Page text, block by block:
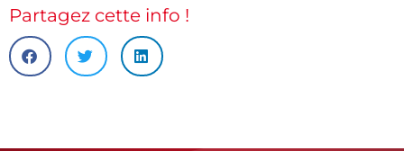
Partagez cette info !